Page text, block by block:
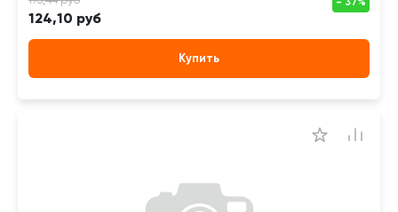
124,10 руб
Купить